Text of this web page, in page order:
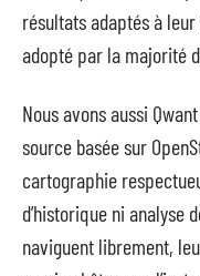
résultats adaptés à
adopté par la majorité
Nous avons aussi
source basée sur
cartographie
d’historique ni analyse
naviguent librement,